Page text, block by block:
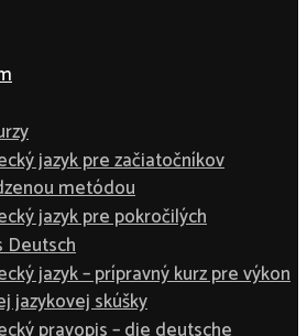
jazyk pre začiatočníkov
metódou
jazyk pre pokročilých
Deutsch
jazyk – prípravný kurz pre výkon
jazykovej skúšky